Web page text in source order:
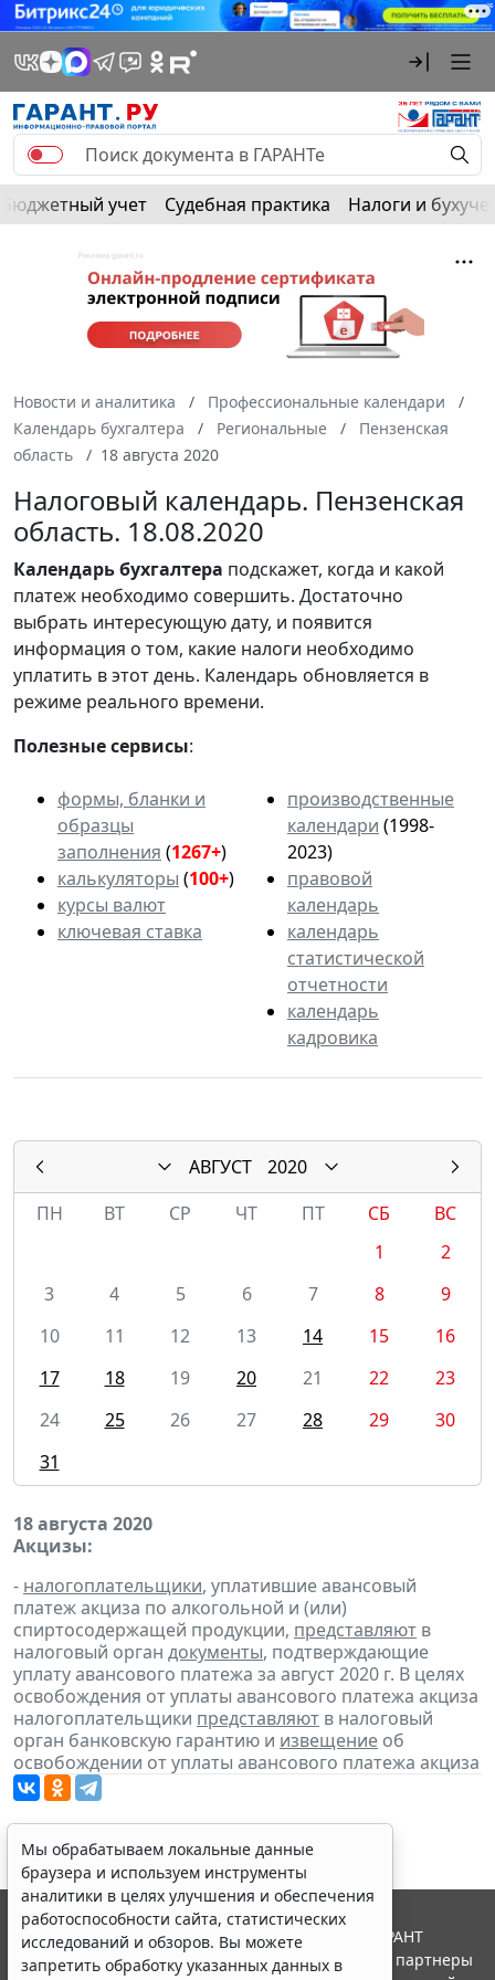
Бюджетный учет Судебная практика Налоги и
Новости и аналитика
Профессиональные календари
Календарь бухгалтера
Региональные
Пензенская
область
18 августа 2020
Налоговый календарь. Пензенская
область. 18.08.2020
Календарьбухгалтера подскажет, когда и какой
платеж необходимо совершить. Достаточно
выбрать интересующую дату, и появится
информация о том, какие налоги необходимо
уплатить в этот день. Календарь обновляется в
режиме реального времени.
Полезные сервисы:
формы, бланки и
образцы
заполнения (1267+)
калькуляторы (100+)
курсы валют
ключевая ставка
производственные
календари (1998-
2023)
правовой
календарь
календарь
статистической
отчетности
календарь
кадровика
АВГУСТ
2020
ПН
ВТ СР ЧТ ПТ СБ
ВС
1
2
3
4 5 6 7 8
9
10
11 12 13 14 15
16
17
18 19 20 21 22
23
24
25 26 27 28 29
30
31
18 августа 2020
Акцизы:
- налогоплательщики, уплатившие авансовый
платеж акциза по алкогольной и (или)
спиртосодержащей продукции, представляют в
налоговый орган документы, подтверждающие
уплату авансового платежа за август 2020 г. В целях
освобождения от уплаты авансового платежа акциза
налогоплательщики представляют в налоговый
орган банковскую гарантию и извещение об
освобождении от уплаты авансового платежа акциза
Мы обрабатываем локальные данные
браузера и используем инструменты
аналитики в целях улучшения и обеспечения
работоспособности сайта, статистических
исследований и обзоров. Вы можете
запретить обработку указанных данных в
© ООО "НПП "ГАРАНТ-СЕРВИС", 2026. Система ГАРАНТ
выпускается с 1990 года. Компания "Гарант" и ее партнеры